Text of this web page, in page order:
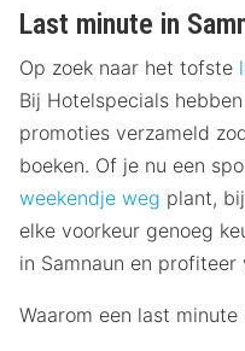
Last minute in
Op zoek naar het tofste
Bij Hotelspecials
promoties verzameld
boeken. Of je nu een
weekendje weg plant,
elke voorkeur genoeg
in Samnaun en
Waarom een last minute